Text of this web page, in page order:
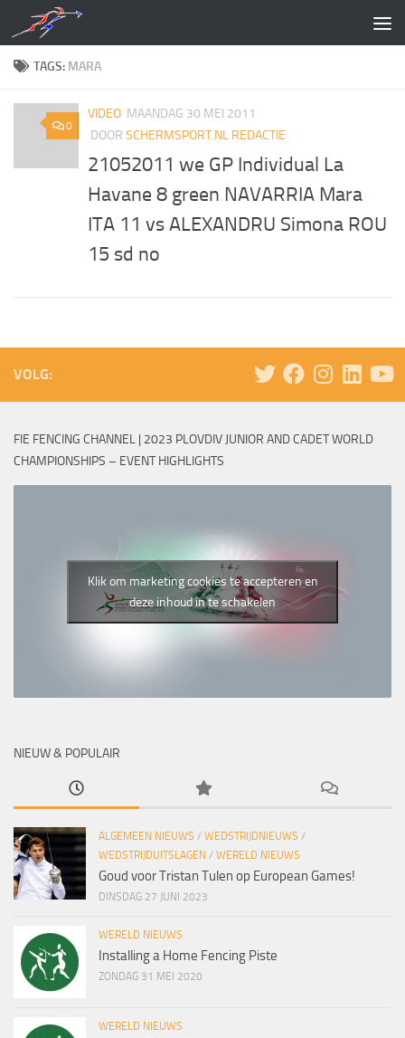
Doorgaan naar inhoud
TAGS: MARA
0
VIDEO MAANDAG 30 MEI 2011
DOOR SCHERMSPORT.NL REDACTIE
21052011 we GP Individual La
Havane 8 green NAVARRIA Mara
ITA 11 vs ALEXANDRU Simona ROU
15 sd no
VOLG:
FIE FENCING CHANNEL | 2023 PLOVDIV JUNIOR AND CADET WORLD
CHAMPIONSHIPS – EVENT HIGHLIGHTS
Klik om marketing cookies te accepteren en
deze inhoud in te schakelen
NIEUW & POPULAIR
ALGEMEEN NIEUWS / WEDSTRIJDNIEUWS /
WEDSTRIJDUITSLAGEN / WERELD NIEUWS
Goud voor Tristan Tulen op European Games!
DINSDAG 27 JUNI 2023
WERELD NIEUWS
Installing a Home Fencing Piste
ZONDAG 31 MEI 2020
WERELD NIEUWS